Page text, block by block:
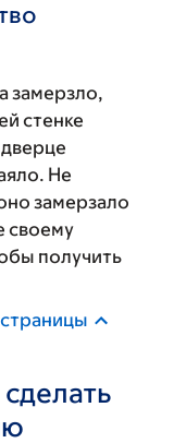
замерзло,
стенке
Не
замерзало
своему
получить
страницы